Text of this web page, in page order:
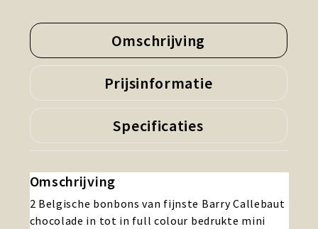
Omschrijving
Prijsinformatie
Specificaties
Omschrijving
2 Belgische bonbons van fijnste Barry Callebaut
chocolade in tot in full colour bedrukte mini